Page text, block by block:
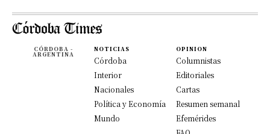
CÓRDOBA -
ARGENTINA
NOTICIAS
Córdoba
Interior
Nacionales
Política y Economía
Mundo
OPINION
Columnistas
Editoriales
Cartas
Resumen semanal
Efemérides